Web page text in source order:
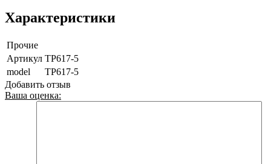
Характеристики
Прочие
Артикул TP617-5
model
TP617-5
Добавить отзыв
Ваша оценка: